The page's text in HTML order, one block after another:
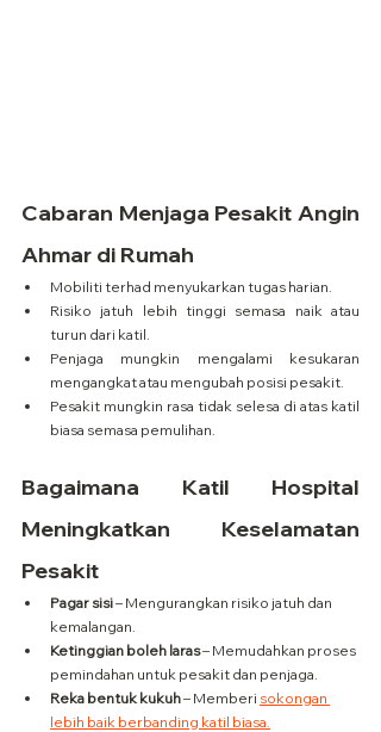
Cabaran Menjaga Pesakit Angin
Ahmar di Rumah
Mobiliti terhad menyukarkan tugas harian.
Risiko jatuh lebih tinggi semasa naik atau
turun dari katil.
Penjaga mungkin mengalami kesukaran
mengangkat atau mengubah posisi pesakit.
Pesakit mungkin rasa tidak selesa di atas katil
biasa semasa pemulihan.
Bagaimana Katil Hospital
Meningkatkan Keselamatan
Pesakit
Pagar sisi – Mengurangkan risiko jatuh dan
kemalangan.
Ketinggian boleh laras – Memudahkan proses
pemindahan untuk pesakit dan penjaga.
Reka bentuk kukuh – Memberi sokongan
lebih baik berbanding katil biasa.